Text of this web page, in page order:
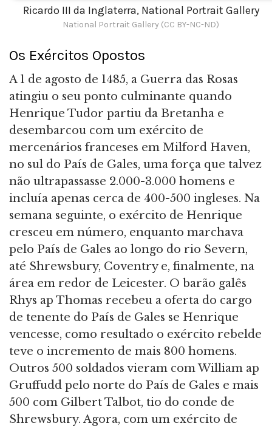
Ricardo III da Inglaterra, National Portrait Gallery
National Portrait Gallery (CC BY-NC-ND)
Os Exércitos Opostos
A 1 de agosto de 1485, a Guerra das Rosas
atingiu o seu ponto culminante quando
Henrique Tudor partiu da Bretanha e
desembarcou com um exército de
mercenários franceses em Milford Haven,
no sul do País de Gales, uma força que talvez
não ultrapassasse 2.000-3.000 homens e
incluía apenas cerca de 400-500 ingleses. Na
semana seguinte, o exército de Henrique
cresceu em número, enquanto marchava
pelo País de Gales ao longo do rio Severn,
até Shrewsbury, Coventry e, finalmente, na
área em redor de Leicester. O barão galês
Rhys ap Thomas recebeu a oferta do cargo
de tenente do País de Gales se Henrique
vencesse, como resultado o exército rebelde
teve o incremento de mais 800 homens.
Outros 500 soldados vieram com William ap
Gruffudd pelo norte do País de Gales e mais
500 com Gilbert Talbot, tio do conde de
Shrewsbury. Agora, com um exército de